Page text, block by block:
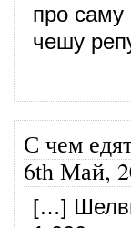
про
чешу
С чем
6th Май,
[…]